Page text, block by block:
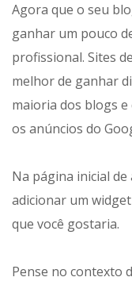
Agora que o seu
ganhar um pouco
profissional. Sites
melhor de ganhar
maioria dos blogs
os anúncios do
Na página inicial de
adicionar um
que você gostaria.
Pense no contexto